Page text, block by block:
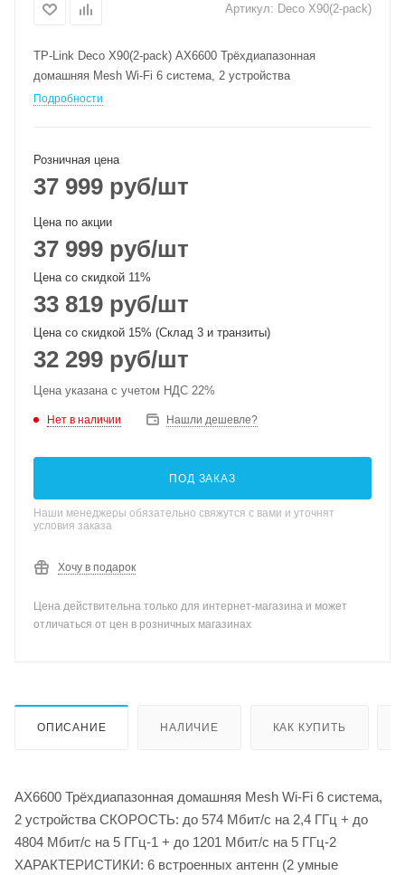
Артикул: Deco X90(2-pack)
TP-Link Deco X90(2-pack) AX6600 Трёхдиапазонная
домашняя Mesh Wi-Fi 6 система, 2 устройства
Подробности
Розничная цена
37 999 руб/шт
Цена по акции
37 999 руб/шт
Цена со скидкой 11%
33 819 руб/шт
Цена со скидкой 15% (Склад 3 и транзиты)
32 299 руб/шт
Цена указана с учетом НДС 22%
Нет в наличии Нашли дешевле?
ПОД ЗАКАЗ
Наши менеджеры обязательно свяжутся с вами и уточнят
условия заказа
Хочу в подарок
Цена действительна только для интернет-магазина и может
отличаться от цен в розничных магазинах
ОПИСАНИЕ НАЛИЧИЕ КАК КУПИТЬ
AX6600 Трёхдиапазонная домашняя Mesh Wi-Fi 6 система,
2 устройства СКОРОСТЬ: до 574 Мбит/с на 2,4 ГГц + до
4804 Мбит/с на 5 ГГц-1 + до 1201 Мбит/с на 5 ГГц-2
ХАРАКТЕРИСТИКИ: 6 встроенных антенн (2 умные